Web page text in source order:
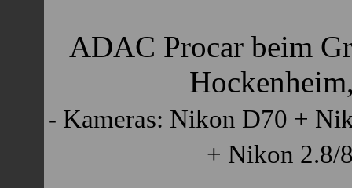
ADAC Procar beim
- Kameras: Nikon D70 +
+ Nikon 2.8/